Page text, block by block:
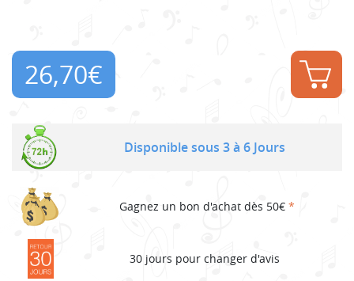
26,70€
Disponible sous 3 à 6 Jours
Gagnez un bon d'achat dès 50€ *
30 jours pour changer d'avis